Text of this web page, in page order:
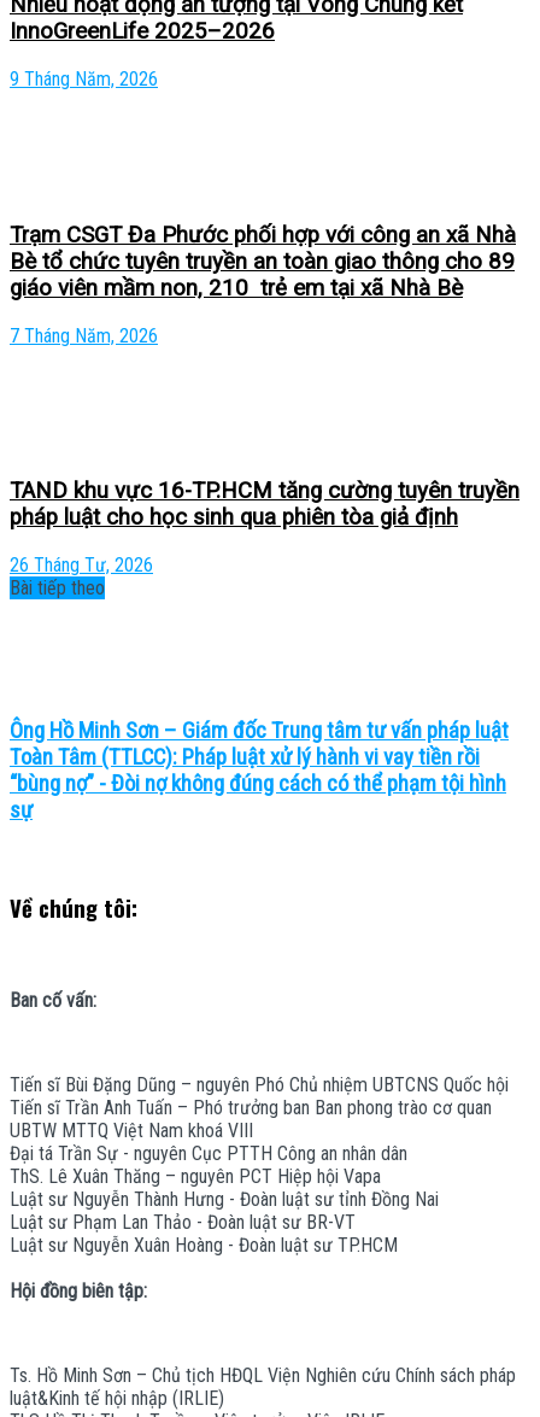
Nhiều hoạt động ấn tượng tại Vòng Chung kết
InnoGreenLife 2025–2026
9 Tháng Năm, 2026
Trạm CSGT Đa Phước phối hợp với công an xã Nhà
Bè tổ chức tuyên truyền an toàn giao thông cho 89
giáo viên mầm non, 210 trẻ em tại xã Nhà Bè
7 Tháng Năm, 2026
TAND khu vực 16-TP.HCM tăng cường tuyên truyền
pháp luật cho học sinh qua phiên tòa giả định
26 Tháng Tư, 2026
Bài tiếp theo
Ông Hồ Minh Sơn – Giám đốc Trung tâm tư vấn pháp luật
Toàn Tâm (TTLCC): Pháp luật xử lý hành vi vay tiền rồi
“bùng nợ” - Đòi nợ không đúng cách có thể phạm tội hình
sự
Về chúng tôi:
Ban cố vấn:
Tiến sĩ Bùi Đặng Dũng – nguyên Phó Chủ nhiệm UBTCNS Quốc hội
Tiến sĩ Trần Anh Tuấn – Phó trưởng ban Ban phong trào cơ quan
UBTW MTTQ Việt Nam khoá VIII
Đại tá Trần Sự - nguyên Cục PTTH Công an nhân dân
ThS. Lê Xuân Thăng – nguyên PCT Hiệp hội Vapa
Luật sư Nguyễn Thành Hưng - Đoàn luật sư tỉnh Đồng Nai
Luật sư Phạm Lan Thảo - Đoàn luật sư BR-VT
Luật sư Nguyễn Xuân Hoàng - Đoàn luật sư TP.HCM
Hội đồng biên tập:
Ts. Hồ Minh Sơn – Chủ tịch HĐQL Viện Nghiên cứu Chính sách pháp
luật&Kinh tế hội nhập (IRLIE)